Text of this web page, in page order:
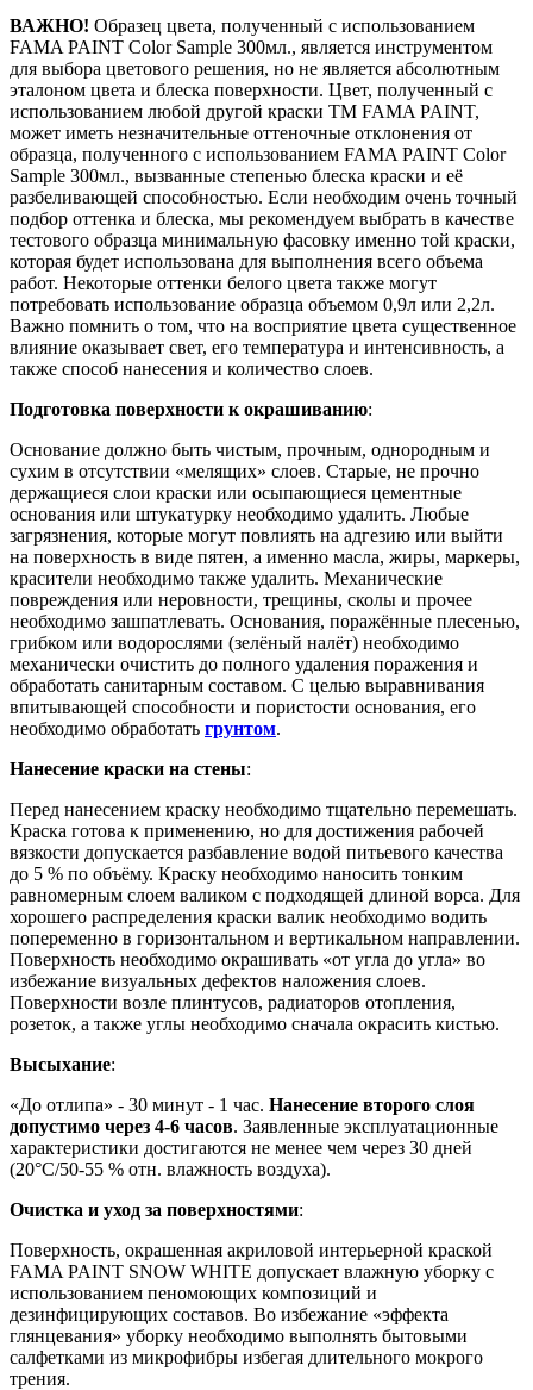
ВАЖНО! Образец цвета, полученный с использованием
FAMA PAINT Color Sample 300мл., является инструментом
для выбора цветового решения, но не является абсолютным
эталоном цвета и блеска поверхности. Цвет, полученный с
использованием любой другой краски ТМ FAMA PAINT,
может иметь незначительные оттеночные отклонения от
образца, полученного с использованием FAMA PAINT Color
Sample 300мл., вызванные степенью блеска краски и её
разбеливающей способностью. Если необходим очень точный
подбор оттенка и блеска, мы рекомендуем выбрать в качестве
тестового образца минимальную фасовку именно той краски,
которая будет использована для выполнения всего объема
работ. Некоторые оттенки белого цвета также могут
потребовать использование образца объемом 0,9л или 2,2л.
Важно помнить о том, что на восприятие цвета существенное
влияние оказывает свет, его температура и интенсивность, а
также способ нанесения и количество слоев.
Подготовка поверхности к окрашиванию:
Основание должно быть чистым, прочным, однородным и
сухим в отсутствии «мелящих» слоев. Старые, не прочно
держащиеся слои краски или осыпающиеся цементные
основания или штукатурку необходимо удалить. Любые
загрязнения, которые могут повлиять на адгезию или выйти
на поверхность в виде пятен, а именно масла, жиры, маркеры,
красители необходимо также удалить. Механические
повреждения или неровности, трещины, сколы и прочее
необходимо зашпатлевать. Основания, поражённые плесенью,
грибком или водорослями (зелёный налёт) необходимо
механически очистить до полного удаления поражения и
обработать санитарным составом. С целью выравнивания
впитывающей способности и пористости основания, его
необходимо обработать грунтом.
Нанесение краски на стены:
Перед нанесением краску необходимо тщательно перемешать.
Краска готова к применению, но для достижения рабочей
вязкости допускается разбавление водой питьевого качества
до 5 % по объёму. Краску необходимо наносить тонким
равномерным слоем валиком с подходящей длиной ворса. Для
хорошего распределения краски валик необходимо водить
попеременно в горизонтальном и вертикальном направлении.
Поверхность необходимо окрашивать «от угла до угла» во
избежание визуальных дефектов наложения слоев.
Поверхности возле плинтусов, радиаторов отопления,
розеток, а также углы необходимо сначала окрасить кистью.
Высыхание:
«До отлипа» - 30 минут - 1 час. Нанесение второго слоя
допустимо через 4-6 часов. Заявленные эксплуатационные
характеристики достигаются не менее чем через 30 дней
(20°C/50-55 % отн. влажность воздуха).
Очистка и уход за поверхностями:
Поверхность, окрашенная акриловой интерьерной краской
FAMA PAINT SNOW WHITE допускает влажную уборку с
использованием пеномоющих композиций и
дезинфицирующих составов. Во избежание «эффекта
глянцевания» уборку необходимо выполнять бытовыми
салфетками из микрофибры избегая длительного мокрого
трения.